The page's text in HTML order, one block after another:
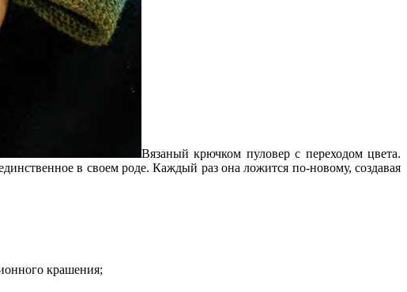
Вязаный крючком пуловер с переходом цвета.
в своем роде. Каждый раз она ложится по-новому, создавая
крашения;